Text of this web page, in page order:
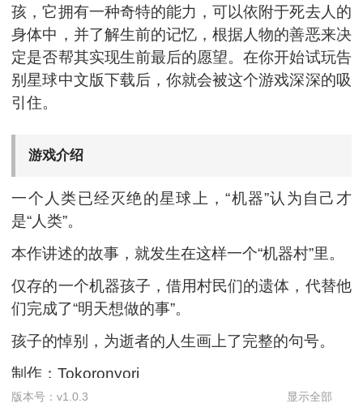
孩，它拥有一种奇特的能力，可以依附于死去人的
身体中，并了解生前的记忆，根据人物的善恶来决
定是否帮其实现生前最后的愿望。在你开始试玩告
别星球中文版下载后，你就会被这个游戏深深的吸
引住。
游戏介绍
一个人类已经灭绝的星球上，“机器”认为自己才
是“人类”。
本作讲述的故事，就发生在这样一个“机器村”里。
仅存的一个机器孩子，借用村民们的遗体，代替他
们完成了“明天想做的事”。
孩子的悼别，为逝者的人生画上了完整的句号。
制作：Tokoronyori
作曲：Soejima Takuma
版本号：v1.0.3 显示全部